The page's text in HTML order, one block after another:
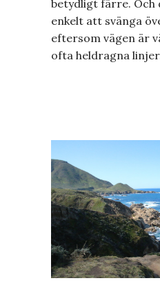
betydligt färre. Och
enkelt att svänga
eftersom vägen är
ofta heldragna